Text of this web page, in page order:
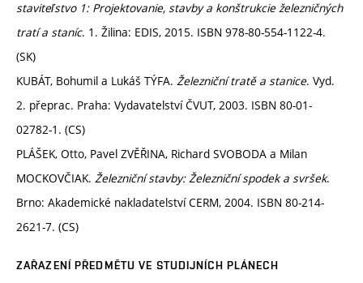
staviteľstvo 1: Projektovanie, stavby a konštrukcie železničných
tratí a staníc. 1. Žilina: EDIS, 2015. ISBN 978-80-554-1122-4.
(SK)
KUBÁT, Bohumil a Lukáš TÝFA. Železniční tratě a stanice. Vyd.
2. přeprac. Praha: Vydavatelství ČVUT, 2003. ISBN 80-01-
02782-1. (CS)
PLÁŠEK, Otto, Pavel ZVĚŘINA, Richard SVOBODA a Milan
MOCKOVČIAK. Železniční stavby: Železniční spodek a svršek.
Brno: Akademické nakladatelství CERM, 2004. ISBN 80-214-
2621-7. (CS)
ZAŘAZENÍ PŘEDMĚTU VE STUDIJNÍCH PLÁNECH